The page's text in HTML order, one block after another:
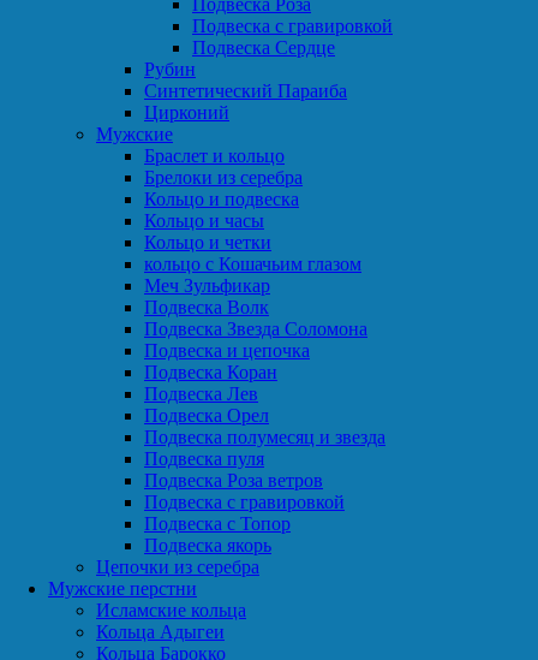
Подвеска Роза
Подвеска с гравировкой
Подвеска Сердце
Рубин
Синтетический Параиба
Цирконий
Мужские
Браслет и кольцо
Брелоки из серебра
Кольцо и подвеска
Кольцо и часы
Кольцо и четки
кольцо с Кошачьим глазом
Меч Зульфикар
Подвеска Волк
Подвеска Звезда Соломона
Подвеска и цепочка
Подвеска Коран
Подвеска Лев
Подвеска Орел
Подвеска полумесяц и звезда
Подвеска пуля
Подвеска Роза ветров
Подвеска с гравировкой
Подвеска с Топор
Подвеска якорь
Цепочки из серебра
Мужские перстни
Исламские кольца
Кольца Адыгеи
Кольца Барокко